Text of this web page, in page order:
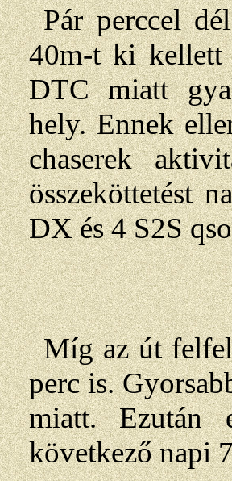
Pár perccel
40m-t ki kellett
DTC miatt
hely. Ennek
chaserek
összeköttetést
DX és 4 S2S
Míg az út
perc is.
miatt. Ezután
következő napi